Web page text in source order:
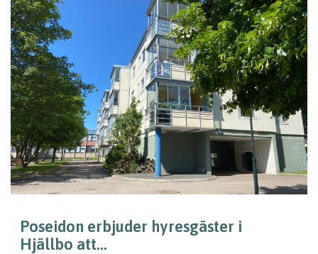
Poseidon erbjuder hyresgäster i
Hjällbo att...